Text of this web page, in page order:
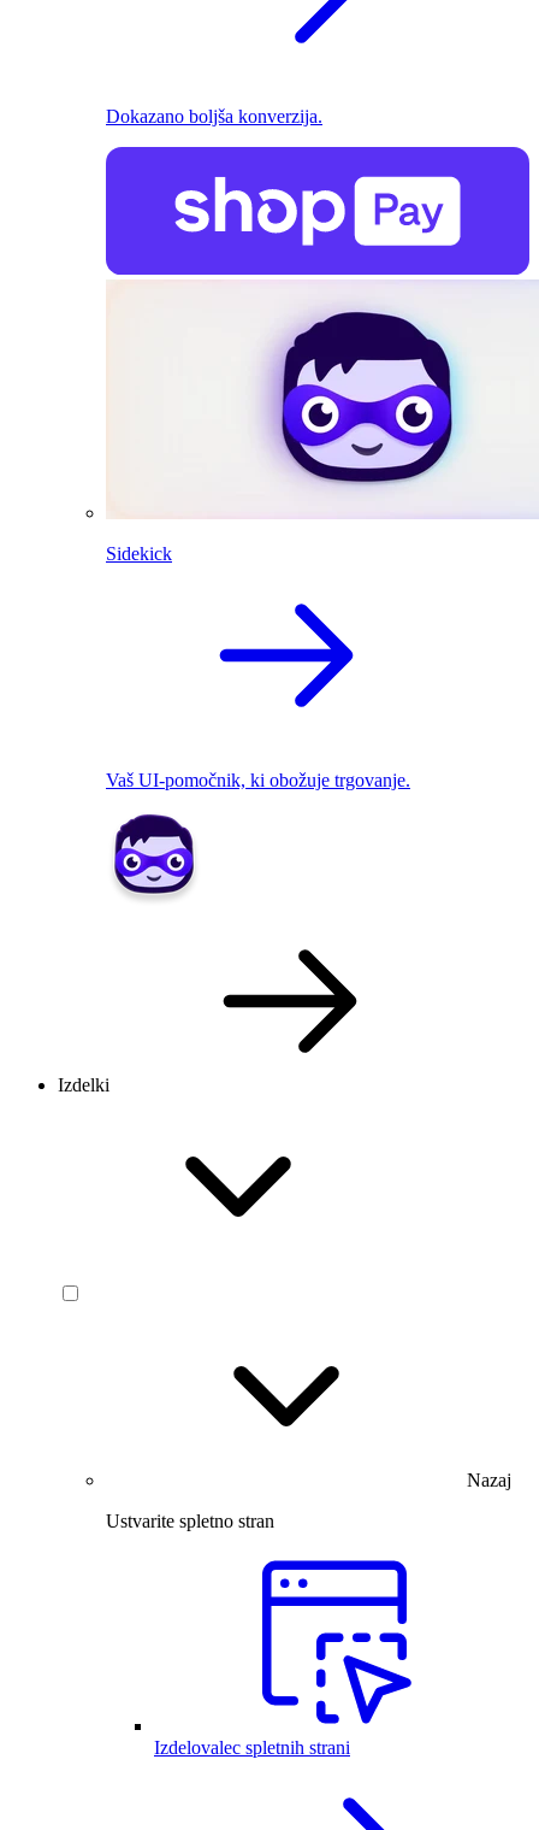
Dokazano boljša konverzija.
Sidekick
Vaš UI-pomočnik, ki obožuje trgovanje.
Izdelki
Nazaj
Ustvarite spletno stran
Izdelovalec spletnih strani